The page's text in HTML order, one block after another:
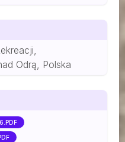
Odrą, Polska